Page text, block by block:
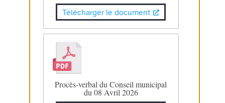
Télécharger le document
Procès-verbal du Conseil municipal
du 08 Avril 2026